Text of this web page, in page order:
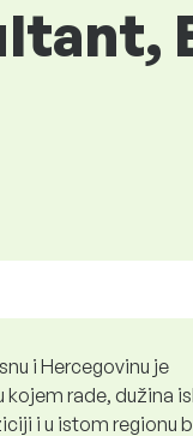
i Hercegovinu je
rade, dužina
i u istom regionu